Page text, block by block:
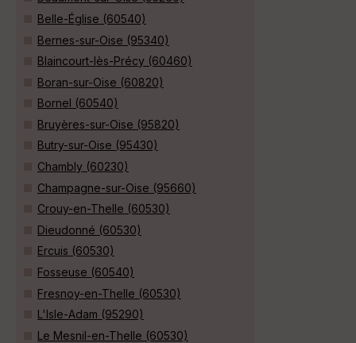
Belle-Église (60540)
Bernes-sur-Oise (95340)
Blaincourt-lès-Précy (60460)
Boran-sur-Oise (60820)
Bornel (60540)
Bruyères-sur-Oise (95820)
Butry-sur-Oise (95430)
Chambly (60230)
Champagne-sur-Oise (95660)
Crouy-en-Thelle (60530)
Dieudonné (60530)
Ercuis (60530)
Fosseuse (60540)
Fresnoy-en-Thelle (60530)
L'Isle-Adam (95290)
Le Mesnil-en-Thelle (60530)